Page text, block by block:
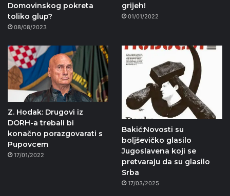
Domovinskog pokreta
toliko glup?
08/08/2023
grijeh!
01/01/2022
Z. Hodak: Drugovi iz
DORH-a trebali bi
konačno porazgovarati s
Pupovcem
17/01/2022
Bakić:Novosti su
boljševičko glasilo
Jugoslavena koji se
pretvaraju da su glasilo
Srba
17/03/2025